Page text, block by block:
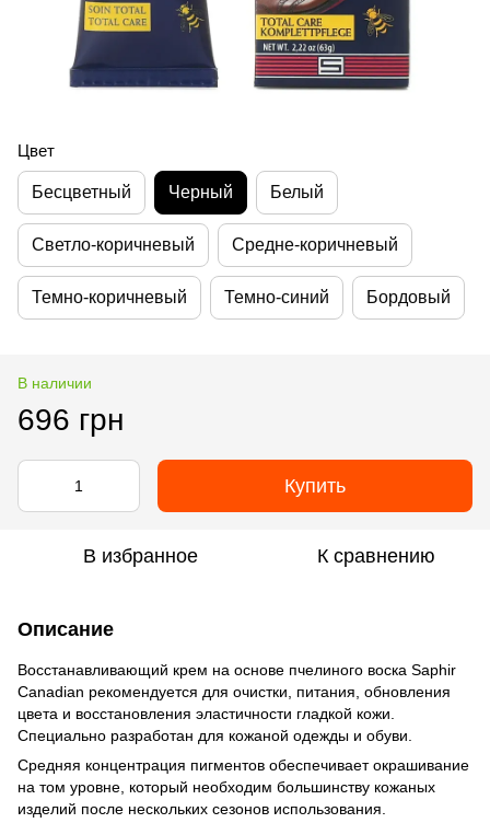
Цвет
Бесцветный Черный Белый
Светло-коричневый Средне-коричневый
Темно-коричневый Темно-синий Бордовый
В наличии
696 грн
Купить
В избранное К сравнению
Описание
Восстанавливающий крем на основе пчелиного воска Saphir
Canadian рекомендуется для очистки, питания, обновления
цвета и восстановления эластичности гладкой кожи.
Специально разработан для кожаной одежды и обуви.
Средняя концентрация пигментов обеспечивает окрашивание
на том уровне, который необходим большинству кожаных
изделий после нескольких сезонов использования.